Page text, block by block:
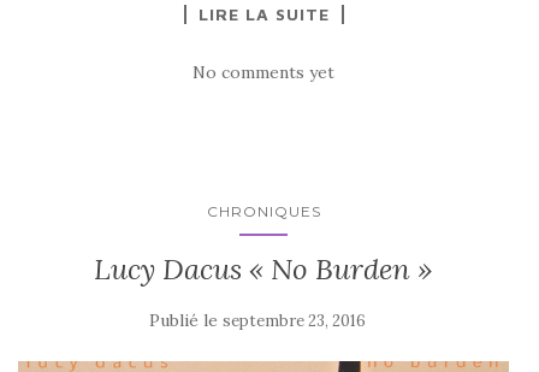
LIRE LA SUITE
No comments yet
CHRONIQUES
Lucy Dacus « No Burden »
Publié le septembre 23, 2016